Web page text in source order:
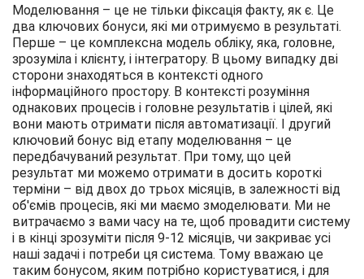
Моделювання – це не тільки фіксація факту, як є. Це
два ключових бонуси, які ми отримуємо в результаті.
Перше – це комплексна модель обліку, яка, головне,
зрозуміла і клієнту, і інтегратору. В цьому випадку дві
сторони знаходяться в контексті одного
інформаційного простору. В контексті розуміння
однакових процесів і головне результатів і цілей, які
вони мають отримати після автоматизації. І другий
ключовий бонус від етапу моделювання – це
передбачуваний результат. При тому, що цей
результат ми можемо отримати в досить короткі
терміни – від двох до трьох місяців, в залежності від
об'ємів процесів, які ми маємо змоделювати. Ми не
витрачаємо з вами часу на те, щоб провадити систему
і в кінці зрозуміти після 9-12 місяців, чи закриває усі
наші задачі і потреби ця система. Тому вважаю це
таким бонусом, яким потрібно користуватися, і для